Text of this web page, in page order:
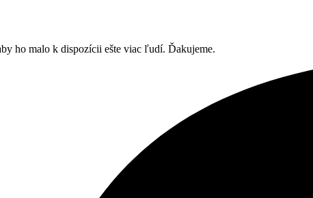
ho malo k dispozícii ešte viac ľudí. Ďakujeme.